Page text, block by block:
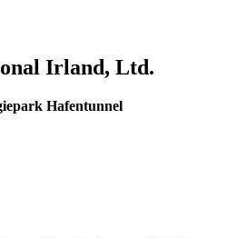
Irland, Ltd.
Hafentunnel